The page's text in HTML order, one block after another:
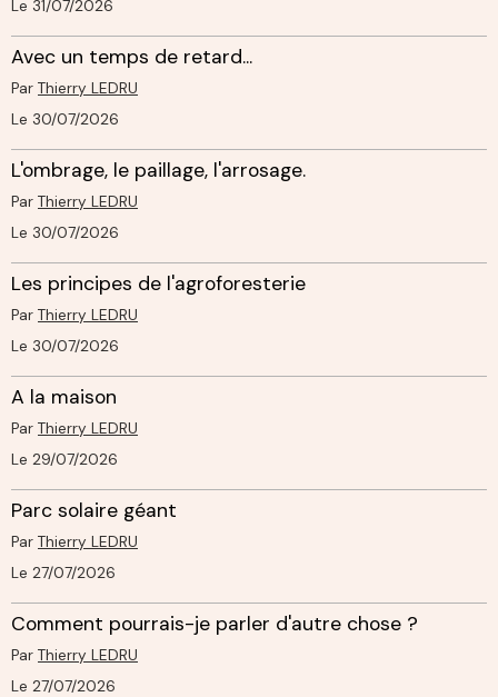
Le 31/07/2026
Avec un temps de retard...
Par Thierry LEDRU
Le 30/07/2026
L'ombrage, le paillage, l'arrosage.
Par Thierry LEDRU
Le 30/07/2026
Les principes de l'agroforesterie
Par Thierry LEDRU
Le 30/07/2026
A la maison
Par Thierry LEDRU
Le 29/07/2026
Parc solaire géant
Par Thierry LEDRU
Le 27/07/2026
Comment pourrais-je parler d'autre chose ?
Par Thierry LEDRU
Le 27/07/2026